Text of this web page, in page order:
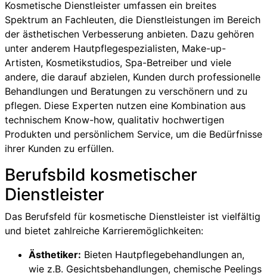
Kosmetische Dienstleister umfassen ein breites
Spektrum an Fachleuten, die Dienstleistungen im Bereich
der ästhetischen Verbesserung anbieten. Dazu gehören
unter anderem Hautpflegespezialisten, Make-up-
Artisten, Kosmetikstudios, Spa-Betreiber und viele
andere, die darauf abzielen, Kunden durch professionelle
Behandlungen und Beratungen zu verschönern und zu
pflegen. Diese Experten nutzen eine Kombination aus
technischem Know-how, qualitativ hochwertigen
Produkten und persönlichem Service, um die Bedürfnisse
ihrer Kunden zu erfüllen.
Berufsbild kosmetischer
Dienstleister
Das Berufsfeld für kosmetische Dienstleister ist vielfältig
und bietet zahlreiche Karrieremöglichkeiten:
Ästhetiker: Bieten Hautpflegebehandlungen an,
wie z.B. Gesichtsbehandlungen, chemische Peelings